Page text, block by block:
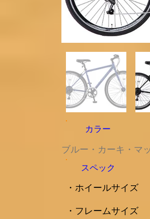
カラー
ブルー・カーキ・マ
スペック
​・ホイールサイズ
・フレームサイズ